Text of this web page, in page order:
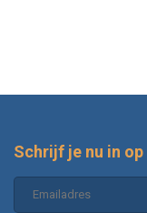
Schrijf je nu in